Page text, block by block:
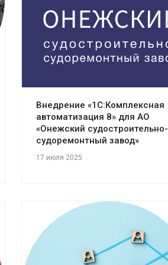
Внедрение «1С:Комплексная
автоматизация 8» для АО
«Онежский судостроительно-
судоремонтный завод»
17 июля 2025